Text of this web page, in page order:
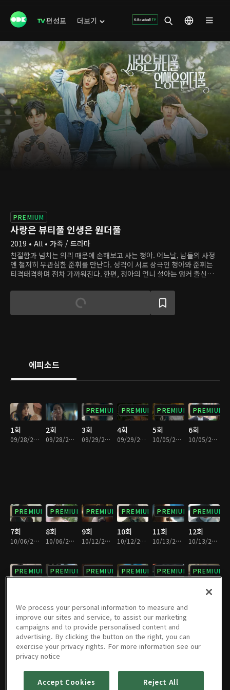
편성표 더보기
PREMIUM
사랑은 뷰티풀 인생은 원더풀
2019 • All • 가족 / 드라마
친절함과 넘치는 의리 때문에 손해보고 사는 청아. 어느날, 남들의 사정
엔 철저히 무관심한 준휘를 만난다. 성격이 서로 상극인 청아와 준휘는
티격태격하며 점차 가까워진다. 한편, 청아의 언니 설아는 앵커 출신으
다고 할 수는 없는 설아의 삶은 낭만 요리사 문태랑을 만나며 변화의 조
짐을 보인다. 특급 호텔 셰프이지만 지금은 작은 식당을 운영하는 태랑은
설아에게 소탈하고 낭만적인 삶의 의미를 되새긴다.
에피소드
1회
09/28/2019 • 40분
2회
09/28/2019 • 31분
PREMIUM
3회
09/29/2019 • 41분
PREMIUM
4회
09/29/2019 • 29분
PREMIUM
5회
10/05/2019 • 36분
PREMIUM
6회
10/05/2019 • 32분
PREMIUM
7회
10/06/2019 • 37분
PREMIUM
8회
10/06/2019 • 31분
PREMIUM
9회
10/12/2019 • 40분
PREMIUM
10회
10/12/2019 • 30분
PREMIUM
11회
10/13/2019 • 37분
PREMIUM
12회
10/13/2019 • 33분
PREMIUM PREMIUM PREMIUM PREMIUM PREMIUM PREMIUM
PREMIUM
19회
10/27/2019 • 38분
PREMIUM
20회
PREMIUM
21회
PREMIUM
22회
PREMIUM
23회 24회
We process your personal information to measure and
improve our sites and service, to assist our marketing
campaigns and to provide personalised content and
advertising. By clicking the button on the right, you can
exercise your privacy rights. For more information see our
privacy notice
Accept Cookies Reject All